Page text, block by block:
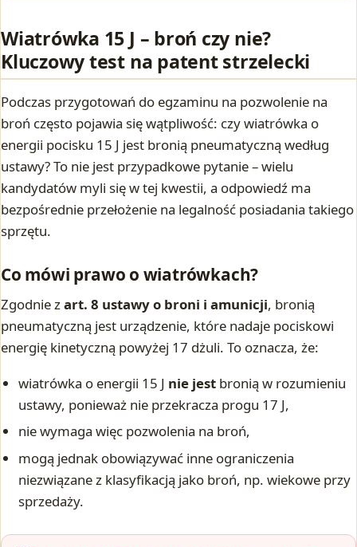
Wiatrówka 15 J – broń czy nie?
Kluczowy test na patent strzelecki
Podczas przygotowań do egzaminu na pozwolenie na
broń często pojawia się wątpliwość: czy wiatrówka o
energii pocisku 15 J jest bronią pneumatyczną według
ustawy? To nie jest przypadkowe pytanie – wielu
kandydatów myli się w tej kwestii, a odpowiedź ma
bezpośrednie przełożenie na legalność posiadania takiego
sprzętu.
Co mówi prawo o wiatrówkach?
Zgodnie zart. 8 ustawy o broni i amunicji, bronią
pneumatyczną jest urządzenie, które nadaje pociskowi
energię kinetyczną powyżej 17 dżuli. To oznacza, że:
wiatrówka o energii 15 J nie jest bronią w rozumieniu
ustawy, ponieważ nie przekracza progu 17 J,
nie wymaga więc pozwolenia na broń,
mogą jednak obowiązywać inne ograniczenia
niezwiązane z klasyfikacją jako broń, np. wiekowe przy
sprzedaży.